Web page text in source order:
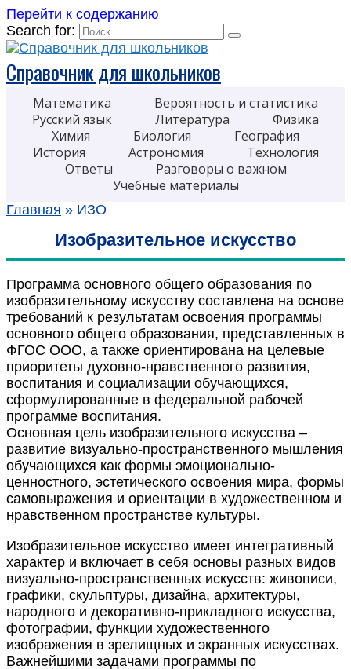
Перейти к содержанию
Search for:
Справочник для школьников
Математика
Вероятность и статистика
Русский язык
Литература
Физика
Химия
Биология
География
История
Астрономия
Технология
Ответы
Разговоры о важном
Учебные материалы
Главная » ИЗО
Изобразительное искусство
Программа основного общего образования по
изобразительному искусству составлена на основе
требований к результатам освоения программы
основного общего образования, представленных в
ФГОС ООО, а также ориентирована на целевые
приоритеты духовно-нравственного развития,
воспитания и социализации обучающихся,
сформулированные в федеральной рабочей
программе воспитания.
Основная цель изобразительного искусства –
развитие визуально-пространственного мышления
обучающихся как формы эмоционально-
ценностного, эстетического освоения мира, формы
самовыражения и ориентации в художественном и
нравственном пространстве культуры.
Изобразительное искусство имеет интегративный
характер и включает в себя основы разных видов
визуально-пространственных искусств: живописи,
графики, скульптуры, дизайна, архитектуры,
народного и декоративно-прикладного искусства,
фотографии, функции художественного
изображения в зрелищных и экранных искусствах.
Важнейшими задачами программы по